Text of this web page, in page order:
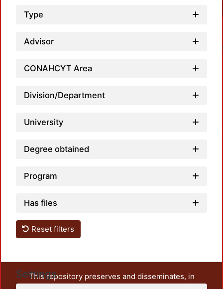
Type
Advisor
CONAHCYT Area
Division/Department
University
Degree obtained
Program
Has files
Reset filters
Settings
This repository preserves and disseminates, in